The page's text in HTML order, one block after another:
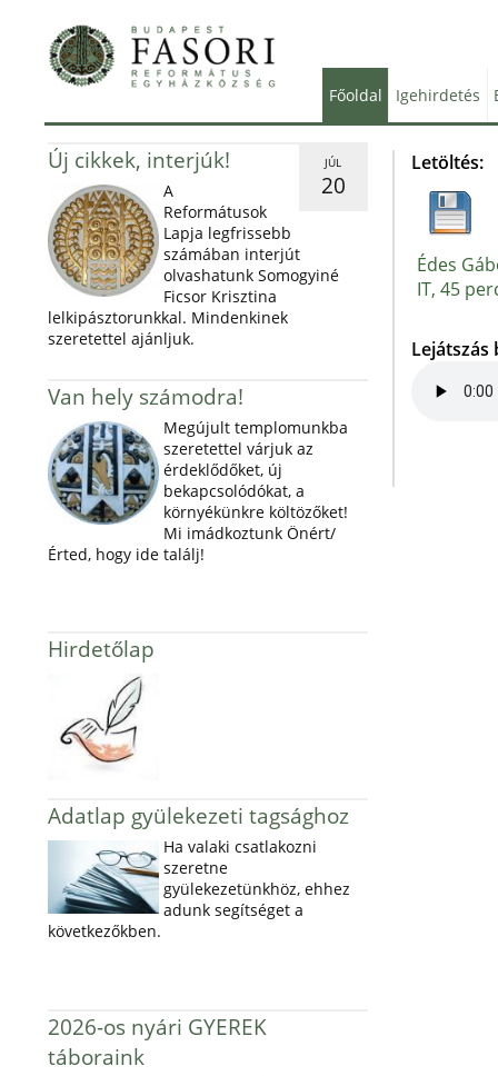
Főoldal Igehirdetés
JÚL
20
Új cikkek, interjúk!
A
Reformátusok
Lapja legfrissebb
számában interjút
olvashatunk Somogyiné
Ficsor Krisztina
lelkipásztorunkkal. Mindenkinek
szeretettel ajánljuk.
Van hely számodra!
Megújult templomunkba
szeretettel várjuk az
érdeklődőket, új
bekapcsolódókat, a
környékünkre költözőket!
Mi imádkoztunk Önért/
Érted, hogy ide találj!
Hirdetőlap
Adatlap gyülekezeti tagsághoz
Ha valaki csatlakozni
szeretne
gyülekezetünkhöz, ehhez
adunk segítséget a
következőkben.
2026-os nyári GYEREK
táboraink
Letöltés:
Édes
IT, 45
Lejátszás